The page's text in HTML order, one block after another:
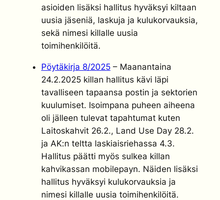
asioiden lisäksi hallitus hyväksyi kiltaan
uusia jäseniä, laskuja ja kulukorvauksia,
sekä nimesi killalle uusia
toimihenkilöitä.
Pöytäkirja 8/2025– Maanantaina
24.2.2025 killan hallitus kävi läpi
tavalliseen tapaansa postin ja sektorien
kuulumiset. Isoimpana puheen aiheena
oli jälleen tulevat tapahtumat kuten
Laitoskahvit 26.2., Land Use Day 28.2.
ja AK:n teltta laskiaisriehassa 4.3.
Hallitus päätti myös sulkea killan
kahvikassan mobilepayn. Näiden lisäksi
hallitus hyväksyi kulukorvauksia ja
nimesi killalle uusia toimihenkilöitä.